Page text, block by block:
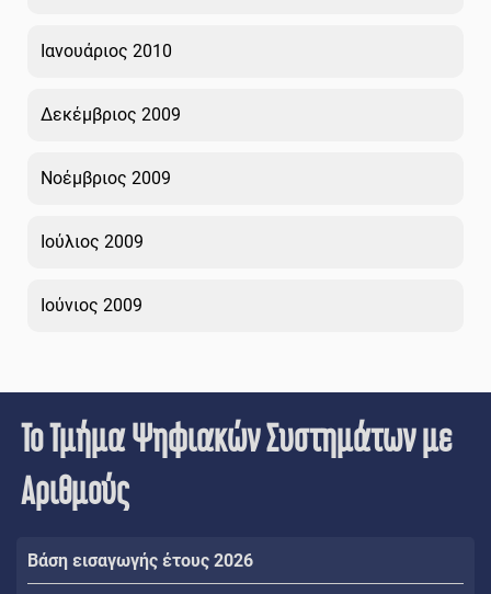
Ιανουάριος 2010
Δεκέμβριος 2009
Νοέμβριος 2009
Ιούλιος 2009
Ιούνιος 2009
Το Τμήμα Ψηφιακών Συστημάτων με
Αριθμούς
Βάση εισαγωγής έτους 2026